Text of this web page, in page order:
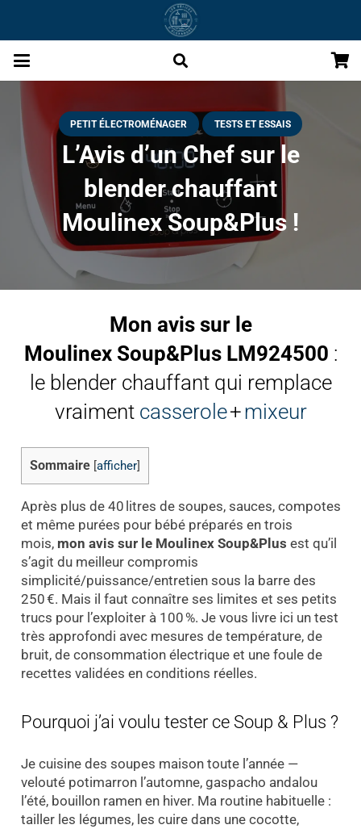
PETIT ÉLECTROMÉNAGER TESTS ET ESSAIS
L’Avis d’un Chef sur le
blender chauffant
Moulinex Soup&Plus !
Mon avis sur le
Moulinex Soup&Plus LM924500 :
le blender chauffant qui remplace
vraiment casserole+mixeur
Sommaire afficher]
Après plus de 40 litres de soupes, sauces, compotes
et même purées pour bébé préparés en trois
mois, mon avis sur le Moulinex Soup&Plus est qu’il
s’agit du meilleur compromis
simplicité/puissance/entretien sous la barre des
250 €. Mais il faut connaître ses limites et ses petits
trucs pour l’exploiter à 100 %. Je vous livre ici un test
très approfondi avec mesures de température, de
bruit, de consommation électrique et une foule de
recettes validées en conditions réelles.
Pourquoi j’ai voulu tester ce Soup & Plus ?
Je cuisine des soupes maison toute l’année —
velouté potimarron l’automne, gaspacho andalou
l’été, bouillon ramen en hiver. Ma routine habituelle :
tailler les légumes, les cuire dans une cocotte,